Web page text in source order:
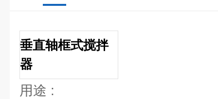
垂直轴框式搅拌
器
用途 :